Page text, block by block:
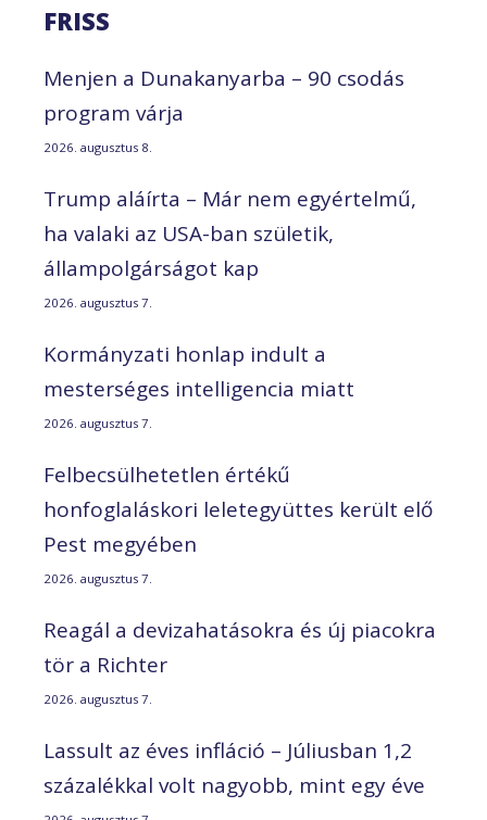
FRISS
Menjen a Dunakanyarba – 90 csodás
program várja
2026. augusztus 8.
Trump aláírta – Már nem egyértelmű,
ha valaki az USA-ban születik,
állampolgárságot kap
2026. augusztus 7.
Kormányzati honlap indult a
mesterséges intelligencia miatt
2026. augusztus 7.
Felbecsülhetetlen értékű
honfoglaláskori leletegyüttes került elő
Pest megyében
2026. augusztus 7.
Reagál a devizahatásokra és új piacokra
tör a Richter
2026. augusztus 7.
Lassult az éves infláció – Júliusban 1,2
százalékkal volt nagyobb, mint egy éve